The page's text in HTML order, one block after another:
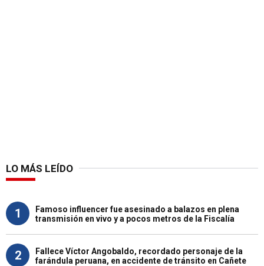
LO MÁS LEÍDO
1
Famoso influencer fue asesinado a balazos en plena
transmisión en vivo y a pocos metros de la Fiscalía
2
Fallece Víctor Angobaldo, recordado personaje de la
farándula peruana, en accidente de tránsito en Cañete